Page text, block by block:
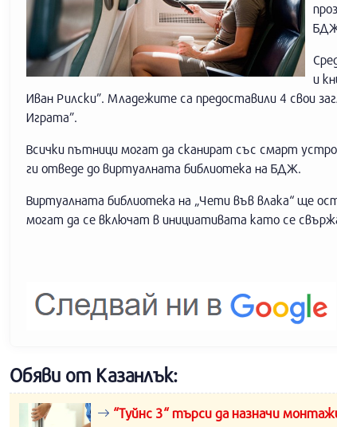
БДЖ
и
Иван Рилски”. Младежите са предоставили 4 свои
Играта”.
Всички пътници могат да сканират със смарт
ги отведе до виртуалната библиотека на БДЖ.
Виртуалната библиотека на „Чети във влака“ ще
могат да се включат в инициативата като се
Обяви от Казанлък:
“Туйнс 3“ търси да назначи